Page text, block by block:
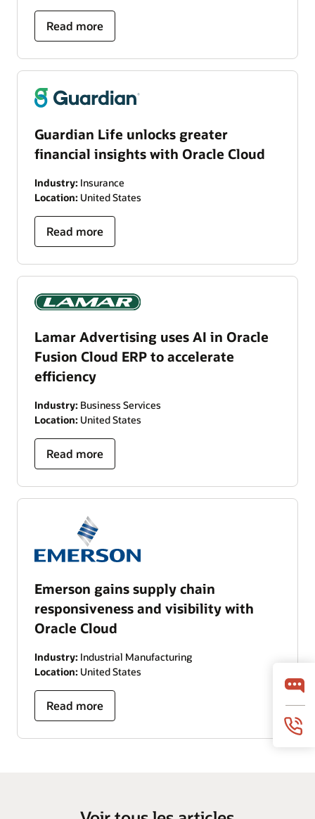
Read more
Guardian Life unlocks greater
financial insights with Oracle Cloud
Industry: Insurance
Location: United States
Read more
Lamar Advertising uses AI in Oracle
Fusion Cloud ERP to accelerate
efficiency
Industry: Business Services
Location: United States
Read more
Emerson gains supply chain
responsiveness and visibility with
Oracle Cloud
Industry: Industrial Manufacturing
Location: United States
Read more